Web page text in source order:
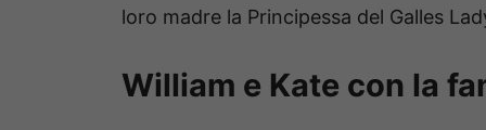
loro madre la Principessa del Galles
William e Kate con la